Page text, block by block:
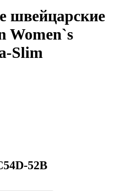
швейцарские
Women`s
Slim
52B